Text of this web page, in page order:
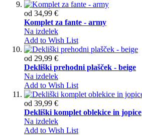
od 34,99 €
Komplet za fante - army
Na izdelek
Add to Wish List
od 29,99 €
Dekliški prehodni plašček - beige
Na izdelek
Add to Wish List
od 39,99 €
Dekliški komplet oblekice in jopice
Na izdelek
Add to Wish List